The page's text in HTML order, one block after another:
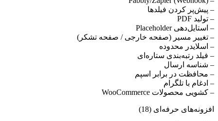
خرید انواع گواهی امنیتی با تحویل آنی
جهت خرید دامنهمناسب به مشاوره نیاز دارید؟
ارسال تیکت چت آنلاین 021-78372
مورد علاقه فعالان بازارهای مالی و تریدرها
سرور مجازی سنگاپور
مناسب راه اندازی انواع سرویس های آنلاین
جهت خریدسرور مجازی
ارسال تیکت چت آنلاین
به مشاوره نیاز دارید؟
ارسال تیکت چت آنلاین
– پیش‌پر کردن فیلدها
– تولید PDF
– استایل‌دهی Placeholder
– تغییر مسیر (صفحه خارجی / صفحه تشکر)
– اسلایدر محدوده
– فیلد رتبه‌بندی ستاره‌ای
– شناسه ارسال
– محافظت در برابر اسپم
– ادغام با تلگرام
– کشویی محصولات WooCommerce
افزونه‌های حرفه‌ای (18)​